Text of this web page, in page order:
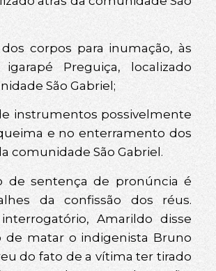
corpos para inumação, às
Preguiça, localizado
São Gabriel;
instrumentos possivelmente
e no enterramento dos
comunidade São Gabriel.
de sentença de pronúncia é
da confissão dos réus.
Amarildo disse
de matar o indigenista Bruno
do fato de a vítima ter tirado